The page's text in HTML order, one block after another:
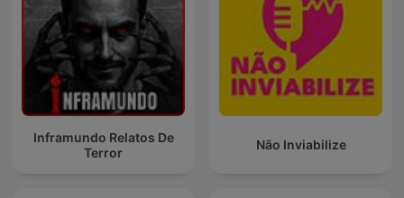
Inframundo Relatos De
Terror
Não Inviabilize